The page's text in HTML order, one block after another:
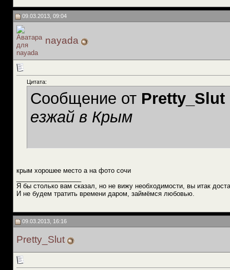
09.03.2013, 09:04
nayada
Цитата:
Сообщение от Pretty_Slut
езжай в Крым
крым хорошее место а на фото сочи
Я бы столько вам сказал, но не вижу необходимости, вы итак
И не будем тратить времени даром, займёмся любовью.
09.03.2013, 16:16
Pretty_Slut